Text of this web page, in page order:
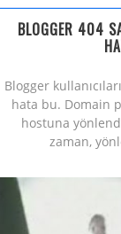
BLOGGER 404
Blogger
hata bu. Domain
hostuna
zaman,